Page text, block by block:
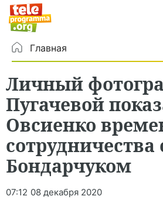
Главная
Личный
Пугачевой
Овсиенко
сотрудничества
Бондарчуком
07:12 08 декабря 2020